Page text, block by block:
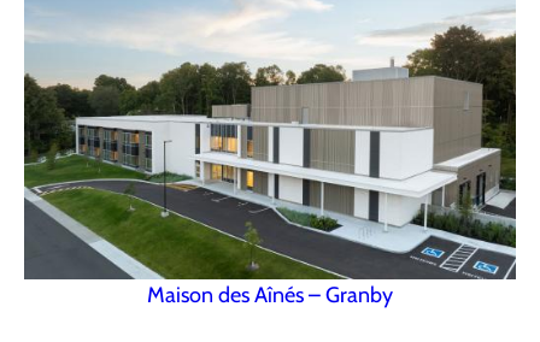
Maison des Aînés – Granby